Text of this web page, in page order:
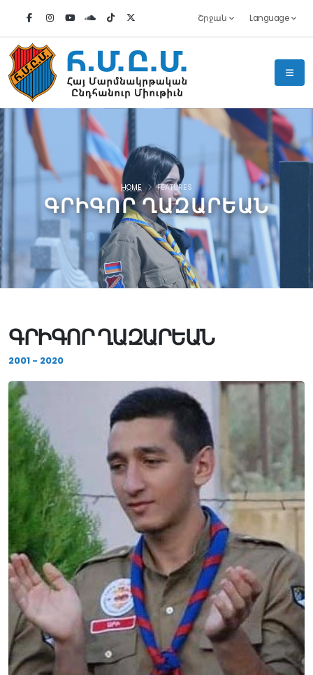
Շրջան Language
ԳՐԻԳՈՐ ՂԱԶԱՐԵԱՆ
HOME FEATURES
ԳՐԻԳՈՐ ՂԱԶԱՐԵԱՆ
2001 - 2020